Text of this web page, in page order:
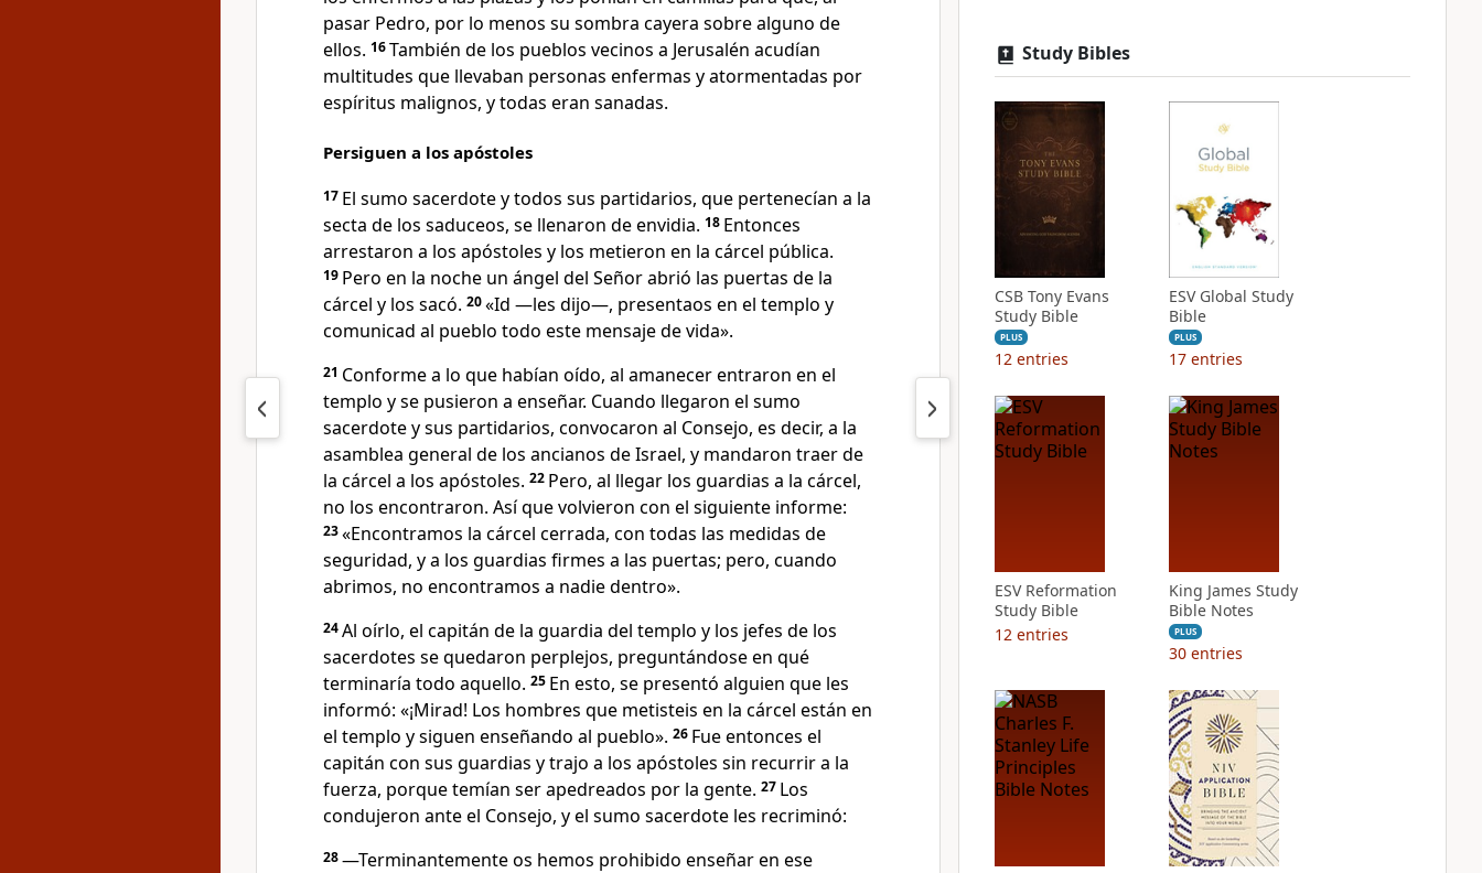
pasar Pedro, por lo menos su sombra cayera sobre alguno de
ellos. 16También de los pueblos vecinos a Jerusalén acudían
multitudes que llevaban personas enfermas y atormentadas por
espíritus malignos, y todas eran sanadas.
Persiguen a los apóstoles
17 El sumo sacerdote y todos sus partidarios, que pertenecían a la
secta de los saduceos, se llenaron de envidia. 18 Entonces
arrestaron a los apóstoles y los metieron en la cárcel pública.
19 Pero en la noche un ángel del Señor abrió las puertas de la
cárcel y los sacó. 20«Id —les dijo—, presentaos en el templo y
comunicad al pueblo todo este mensaje de vida».
21 Conforme a lo que habían oído, al amanecer entraron en el
templo y se pusieron a enseñar. Cuando llegaron el sumo
sacerdote y sus partidarios, convocaron al Consejo, es decir, a la
asamblea general de los ancianos de Israel, y mandaron traer de
la cárcel a los apóstoles. 22 Pero, al llegar los guardias a la cárcel,
no los encontraron. Así que volvieron con el siguiente informe:
23«Encontramos la cárcel cerrada, con todas las medidas de
seguridad, y a los guardias firmes a las puertas; pero, cuando
abrimos, no encontramos a nadie dentro».
24Al oírlo, el capitán de la guardia del templo y los jefes de los
sacerdotes se quedaron perplejos, preguntándose en qué
terminaría todo aquello. 25 En esto, se presentó alguien que les
informó: «¡Mirad! Los hombres que metisteis en la cárcel están en
el templo y siguen enseñando al pueblo». 26 Fue entonces el
capitán con sus guardias y trajo a los apóstoles sin recurrir a la
fuerza, porque temían ser apedreados por la gente. 27 Los
condujeron ante el Consejo, y el sumo sacerdote les recriminó:
28―Terminantemente os hemos prohibido enseñar en ese
Study Bibles
CSB Tony Evans
Study Bible
PLUS
12 entries
ESV Global Study
Bible
PLUS
17 entries
ESV Reformation
Study Bible
12 entries
King James Study
Bible Notes
PLUS
30 entries